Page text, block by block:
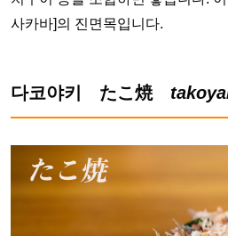
사카바]의 진면목입니다.
다코야키 たこ焼